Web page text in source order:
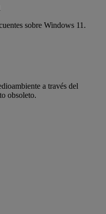
sobre Windows 11.
a través del
obsoleto.